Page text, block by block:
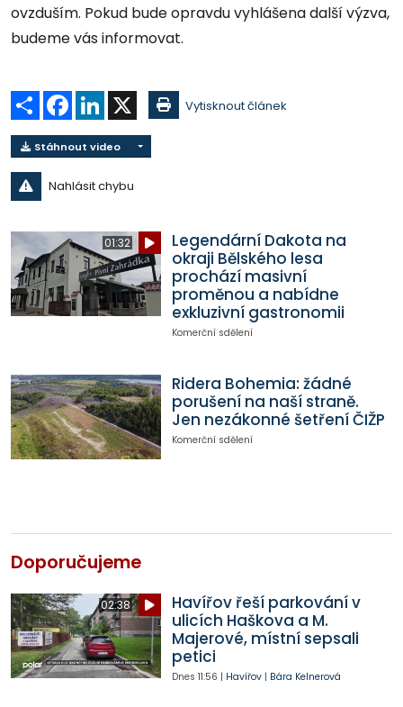
ovzduším. Pokud bude opravdu vyhlášena další výzva,
budeme vás informovat.
Sdílet Facebook
LinkedIn Vytisknout článek
Stáhnout video
Nahlásit chybu
01:32
Legendární Dakota na
okraji Bělského lesa
prochází masivní
proměnou a nabídne
exkluzivní gastronomii
Komerční sdělení
Ridera Bohemia: žádné
porušení na naší straně.
Jen nezákonné šetření ČIŽP
Komerční sdělení
Doporučujeme
02:38
Havířov řeší parkování v
ulicích Haškova a M.
Majerové, místní sepsali
petici
Dnes 11:56 | Havířov| Bára Kelnerová